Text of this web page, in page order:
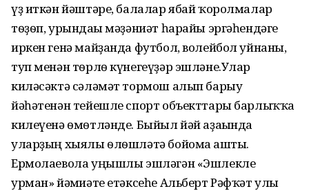
үҙ иткән йәштәре, балалар ябай ҡоролмалар
тѳҙѳп, урындағы мәҙәниәт һарайы эргәһендәге
иркен генә майҙанда футбол, волейбол уйнаны,
туп менән тѳрлѳ күнегеүҙәр эшләне.Улар
киләсәктә сәләмәт тормош алып барыу
йәһәтенән тейешле спорт объекттары барлыҡҡа
килеүенә ѳмѳтләнде. Быйыл йәй аҙағында
уларҙың хыялы ѳлѳшләтә бойомға ашты.
Ермолаевола уңышлы эшләгән «Эшлекле
урман» йәмғиәте етәксеһе Альберт Рәфҡәт улы